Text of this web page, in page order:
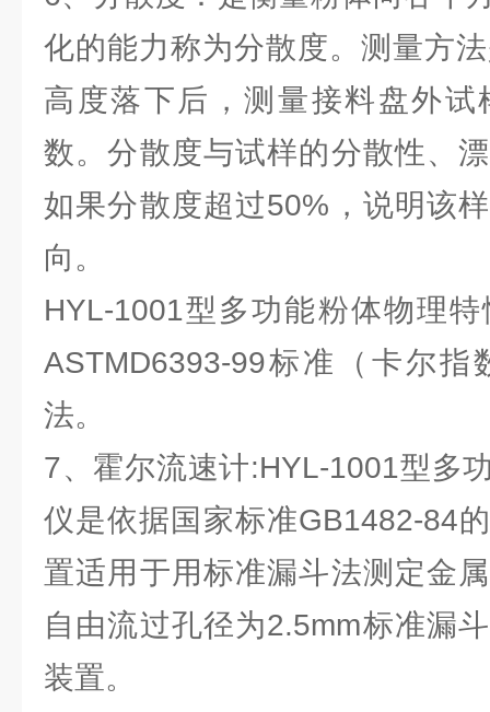
化的能力称为分散度。测量方
高度落下后，测量接料盘外
数。分散度与试样的分散性、
如果分散度超过50%，说明该
向。
HYL-1001型多功能粉体物理
ASTMD6393-99标准（卡尔
法。
7、霍尔流速计:HYL-1001型多
仪是依据国家标准GB1482-84
置适用于用标准漏斗法测定金
自由流过孔径为2.5mm标准漏
装置。